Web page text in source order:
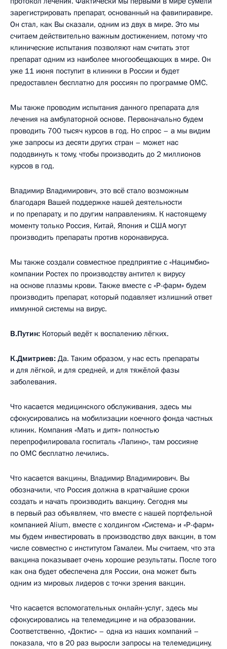
зарегистрировать препарат, основанный на фавипиравире.
Он стал, как Вы сказали, одним из двух в мире. Это мы
считаем действительно важным достижением, потому что
клинические испытания позволяют нам считать этот
препарат одним из наиболее многообещающих в мире. Он
уже 11 июня поступит в клиники в России и будет
предоставлен бесплатно для россиян по программе ОМС.
Мы также проводим испытания данного препарата для
лечения на амбулаторной основе. Первоначально будем
проводить 700 тысяч курсов в год. Но спрос – а мы видим
уже запросы из десяти других стран – может нас
пододвинуть к тому, чтобы производить до 2 миллионов
курсов в год.
Владимир Владимирович, это всё стало возможным
благодаря Вашей поддержке нашей деятельности
и по препарату, и по другим направлениям. К настоящему
моменту только Россия, Китай, Япония и США могут
производить препараты против коронавируса.
Мы также создали совместное предприятие с «Нацимбио»
компании Ростех по производству антител к вирусу
на основе плазмы крови. Также вместе с «Р-фарм» будем
производить препарат, который подавляет излишний ответ
иммунной системы на вирус.
В.Путин: Который ведёт к воспалению лёгких.
К.Дмитриев: Да. Таким образом, у нас есть препараты
и для лёгкой, и для средней, и для тяжёлой фазы
заболевания.
Что касается медицинского обслуживания, здесь мы
сфокусировались на мобилизации коечного фонда частных
клиник. Компания «Мать и дитя» полностью
перепрофилировала госпиталь «Лапино», там россияне
по ОМС бесплатно лечились.
Что касается вакцины, Владимир Владимирович. Вы
обозначили, что Россия должна в кратчайшие сроки
создать и начать производить вакцину. Сегодня мы
в первый раз объявляем, что вместе с нашей портфельной
компанией Alium, вместе с холдингом «Система» и «Р-фарм»
мы будем инвестировать в производство двух вакцин, в том
числе совместно с институтом Гамалеи. Мы считаем, что эта
вакцина показывает очень хорошие результаты. После того
как она будет обеспечена для России, она может быть
одним из мировых лидеров с точки зрения вакцин.
Что касается вспомогательных онлайн-услуг, здесь мы
сфокусировались на телемедицине и на образовании.
Соответственно, «Доктис» – одна из наших компаний –
показала, что в 20 раз выросли запросы на телемедицину,